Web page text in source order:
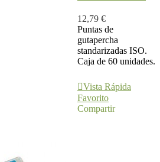
12,79 €
Puntas de
gutapercha
standarizadas ISO.
Caja de 60 unidades.
Vista Rápida
Favorito
Compartir